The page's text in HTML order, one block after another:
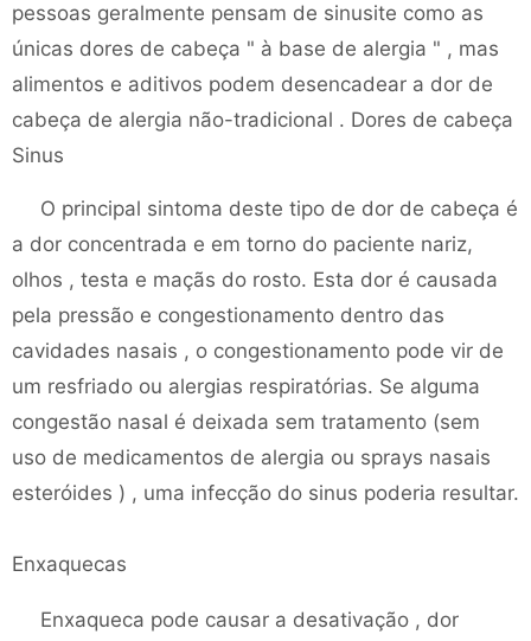
pessoas geralmente pensam de sinusite como as
únicas dores de cabeça " à base de alergia " , mas
alimentos e aditivos podem desencadear a dor de
cabeça de alergia não-tradicional . Dores de cabeça
Sinus
O principal sintoma deste tipo de dor de cabeça é
a dor concentrada e em torno do paciente nariz,
olhos , testa e maçãs do rosto. Esta dor é causada
pela pressão e congestionamento dentro das
cavidades nasais , o congestionamento pode vir de
um resfriado ou alergias respiratórias. Se alguma
congestão nasal é deixada sem tratamento (sem
uso de medicamentos de alergia ou sprays nasais
esteróides ) , uma infecção do sinus poderia resultar.
Enxaquecas
Enxaqueca pode causar a desativação , dor